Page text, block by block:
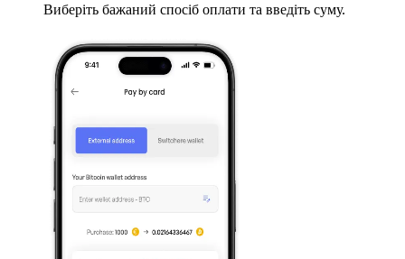
Виберіть бажаний спосіб оплати та введіть суму.